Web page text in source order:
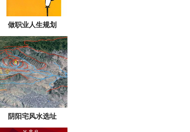
做职业人生规划
阴阳宅风水选址